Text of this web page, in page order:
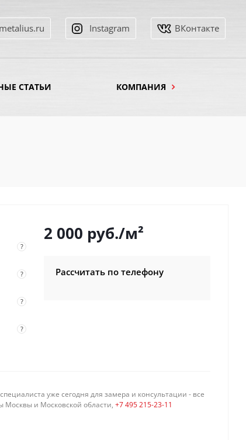
Instagram ВКонтакте
СТАТЬИ КОМПАНИЯ
?
?
?
?
2 000 руб./м²
Рассчитать по телефону
уже сегодня для замера и консультации - все
Москвы и Московской области, +7 495 215-23-11